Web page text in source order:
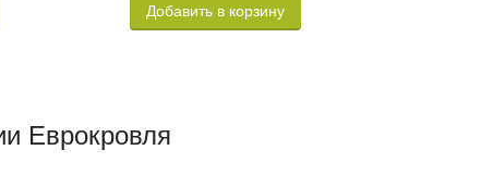
Добавить в корзину
Еврокровля